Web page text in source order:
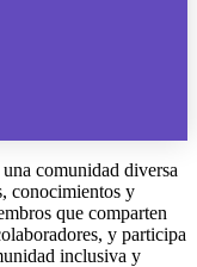
comunidad diversa
conocimientos y
que comparten
y participa
inclusiva y